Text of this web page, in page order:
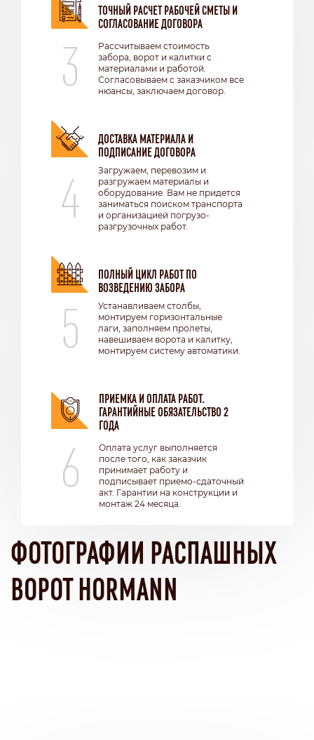
3
ТОЧНЫЙ РАСЧЕТ РАБОЧЕЙ СМЕТЫ И
СОГЛАСОВАНИЕ ДОГОВОРА
Рассчитываем стоимость
забора, ворот и калитки с
материалами и работой.
Согласовываем с заказчиком все
нюансы, заключаем договор.
4
ДОСТАВКА МАТЕРИАЛА И
ПОДПИСАНИЕ ДОГОВОРА
Загружаем, перевозим и
разгружаем материалы и
оборудование. Вам не придется
заниматься поиском транспорта
и организацией погрузо-
разгрузочных работ.
5
ПОЛНЫЙ ЦИКЛ РАБОТ ПО
ВОЗВЕДЕНИЮ ЗАБОРА
Устанавливаем столбы,
монтируем горизонтальные
лаги, заполняем пролеты,
навешиваем ворота и калитку,
монтируем систему автоматики.
6
ПРИЕМКА И ОПЛАТА РАБОТ.
ГАРАНТИЙНЫЕ ОБЯЗАТЕЛЬСТВО 2
ГОДА
Оплата услуг выполняется
после того, как заказчик
принимает работу и
подписывает приемо-сдаточный
акт. Гарантии на конструкции и
монтаж 24 месяца.
ФОТОГРАФИИ РАСПАШНЫХ
ВОРОТ HORMANN